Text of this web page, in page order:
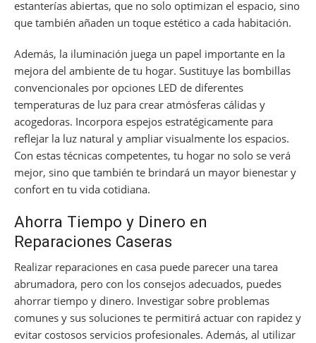
estanterías abiertas, que no solo optimizan el espacio, sino
que también añaden un toque estético a cada habitación.
Además, la iluminación juega un papel importante en la
mejora del ambiente de tu hogar. Sustituye las bombillas
convencionales por opciones LED de diferentes
temperaturas de luz para crear atmósferas cálidas y
acogedoras. Incorpora espejos estratégicamente para
reflejar la luz natural y ampliar visualmente los espacios.
Con estas técnicas competentes, tu hogar no solo se verá
mejor, sino que también te brindará un mayor bienestar y
confort en tu vida cotidiana.
Ahorra Tiempo y Dinero en
Reparaciones Caseras
Realizar reparaciones en casa puede parecer una tarea
abrumadora, pero con los consejos adecuados, puedes
ahorrar tiempo y dinero. Investigar sobre problemas
comunes y sus soluciones te permitirá actuar con rapidez y
evitar costosos servicios profesionales. Además, al utilizar